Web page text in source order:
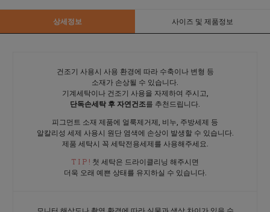
상세정보 사이즈 및 제품정보
건조기 사용시 사용 환경에 따라 수축이나 변형 등
소재가 손상될 수 있습니다.
기계세탁이나 건조기 사용을 자제하여 주시고,
단독손세탁 후 자연건조를 추천드립니다.
피그먼트 소재 제품에 얼룩제거제, 비누, 주방세제 등
알칼리성 세제 사용시 원단 염색에 손상이 발생할 수 있습니다.
제품 세탁시 꼭 세탁전용세제를 사용해주세요.
T I P ! 첫 세탁은 드라이클리닝 해주시면
더욱 오래 예쁜 상태를 유지하실 수 있습니다.
모니터 해상도나 촬영 환경에 따라 실물과 색상 차이가 있을 수